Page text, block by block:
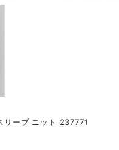
リーブ ニット 237771